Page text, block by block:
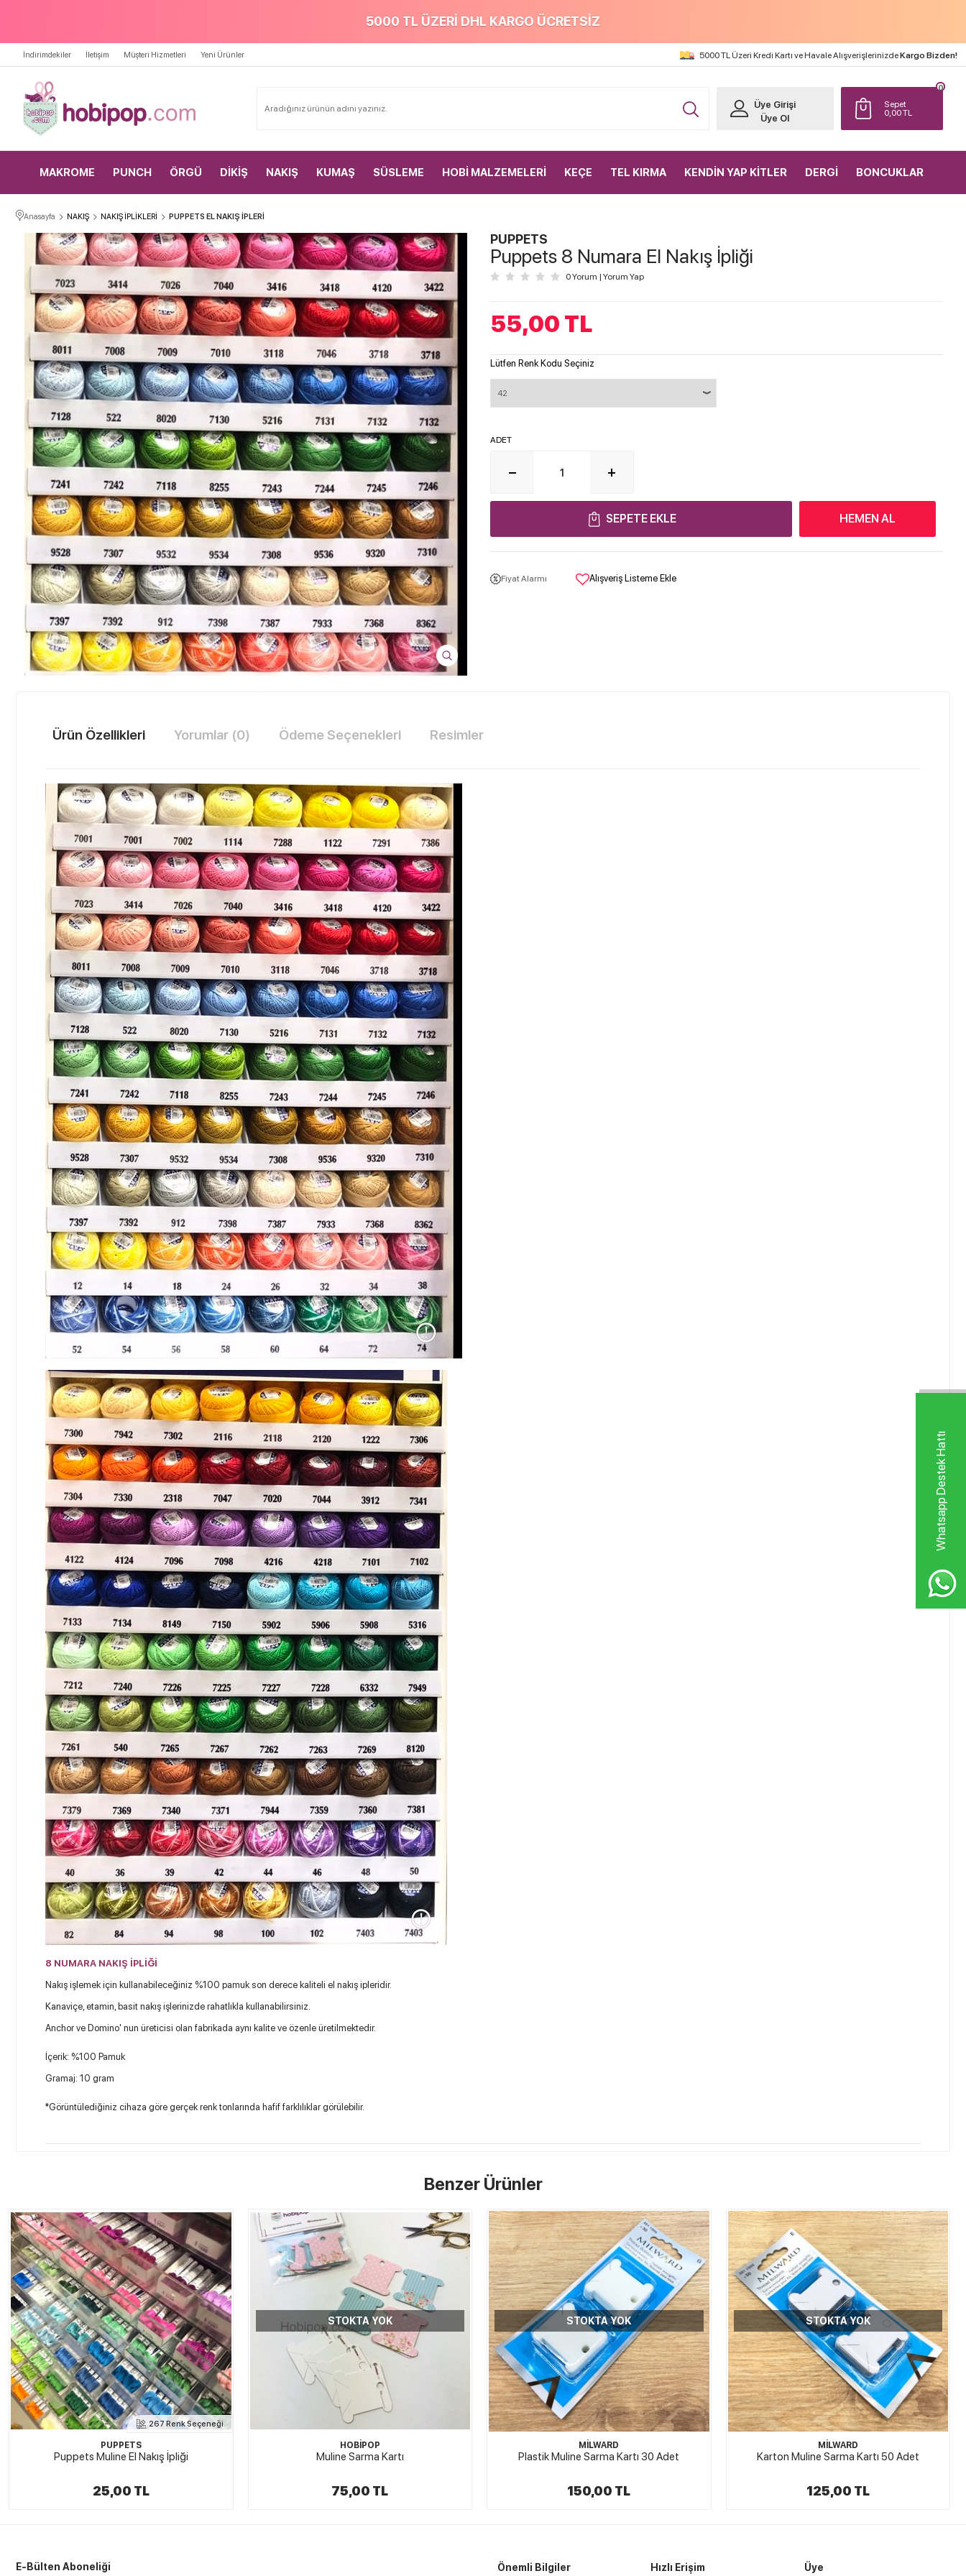
Whatsapp Destek Hattı
5000 TL ÜZERİ DHL KARGO ÜCRETSİZ
İndirimdekiler İletişim Müşteri Hizmetleri Yeni Ürünler 5000 TL Üzeri Kredi Kartı ve Havale AlışverişlerinizdeKargo Bizden!
Sepet
0,00TL
0
Üye Girişi
Üye Ol
MAKROME PUNCH ÖRGÜ DİKİŞ NAKIŞ KUMAŞ SÜSLEME HOBİ MALZEMELERİ KEÇE TEL KIRMA KENDİN YAP KİTLER DERGİ BONCUKLAR
Anasayfa NAKIŞ NAKIŞ İPLİKLERİ PUPPETS EL NAKIŞ İPLERİ
PUPPETS
Puppets 8 Numara El Nakış İpliği
0 Yorum | Yorum Yap
55,00 TL
Lütfen Renk Kodu Seçiniz
ADET
SEPETE EKLE HEMEN AL
Fiyat Alarmı Alışveriş Listeme Ekle
Ürün Özellikleri Yorumlar (0) Ödeme Seçenekleri Resimler
8 NUMARA NAKIŞ İPLİĞİ
Nakış işlemek için kullanabileceğiniz %100 pamuk son derece kaliteli el nakış ipleridir.
Kanaviçe, etamin, basit nakış işlerinizde rahatlıkla kullanabilirsiniz.
Anchor ve Domino' nun üreticisi olan fabrikada aynı kalite ve özenle üretilmektedir.
İçerik: %100 Pamuk
Gramaj: 10 gram
*Görüntülediğiniz cihaza göre gerçek renk tonlarında hafif farklılıklar görülebilir.
Benzer Ürünler
267 Renk Seçeneği
PUPPETS
Puppets Muline El Nakış İpliği
25,00 TL
STOKTA YOK
HOBİPOP
Muline Sarma Kartı
75,00 TL
STOKTA YOK
MİLWARD
Plastik Muline Sarma Kartı 30 Adet
150,00 TL
STOKTA YOK
MİLWARD
Karton Muline Sarma Kartı 50 Adet
125,00 TL
E-Bülten Aboneliği Önemli Bilgiler Hızlı Erişim Üye